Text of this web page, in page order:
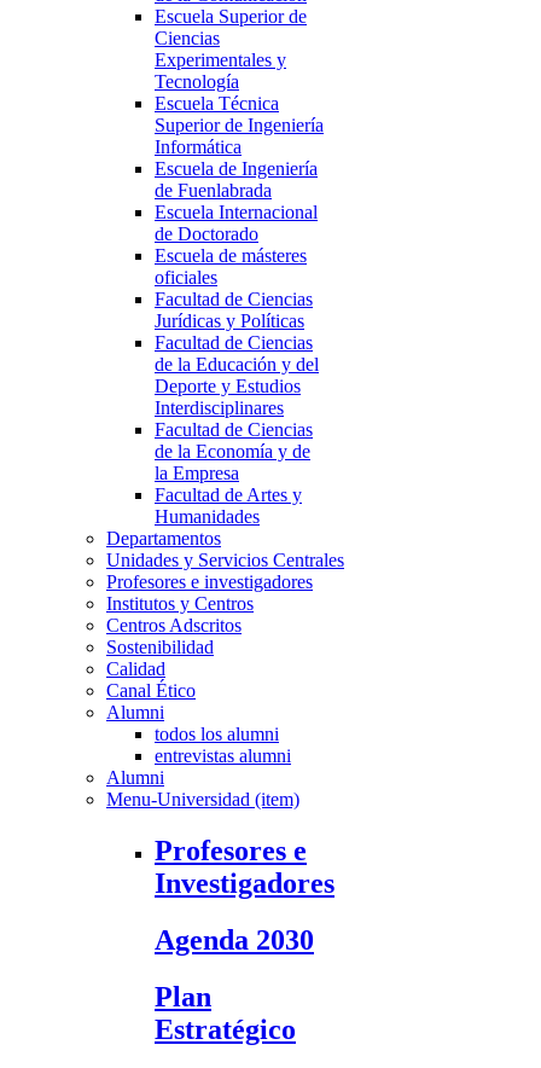
Escuela Superior de
Ciencias
Experimentales y
Tecnología
Escuela Técnica
Superior de Ingeniería
Informática
Escuela de Ingeniería
de Fuenlabrada
Escuela Internacional
de Doctorado
Escuela de másteres
oficiales
Facultad de Ciencias
Jurídicas y Políticas
Facultad de Ciencias
de la Educación y del
Deporte y Estudios
Interdisciplinares
Facultad de Ciencias
de la Economía y de
la Empresa
Facultad de Artes y
Humanidades
Departamentos
Unidades y Servicios Centrales
Profesores e investigadores
Institutos y Centros
Centros Adscritos
Sostenibilidad
Calidad
Canal Ético
Alumni
todos los alumni
entrevistas alumni
Alumni
Menu-Universidad (item)
Profesores e
Investigadores
Agenda 2030
Plan
Estratégico